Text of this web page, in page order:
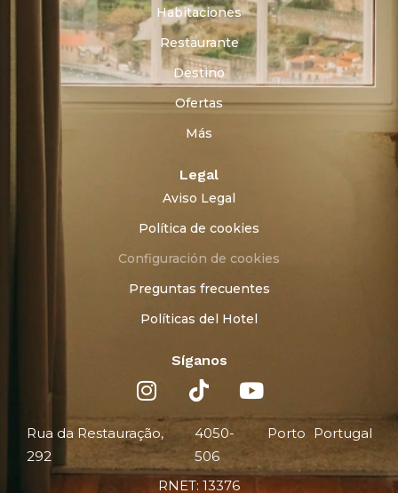
Habitaciones
Restaurante
Destino
Ofertas
Más
Legal
Aviso Legal
Política de cookies
Configuración de cookies
Preguntas frecuentes
Políticas del Hotel
Síganos
Rua da Restauração,
292
4050-
506
Porto Portugal
RNET: 13376